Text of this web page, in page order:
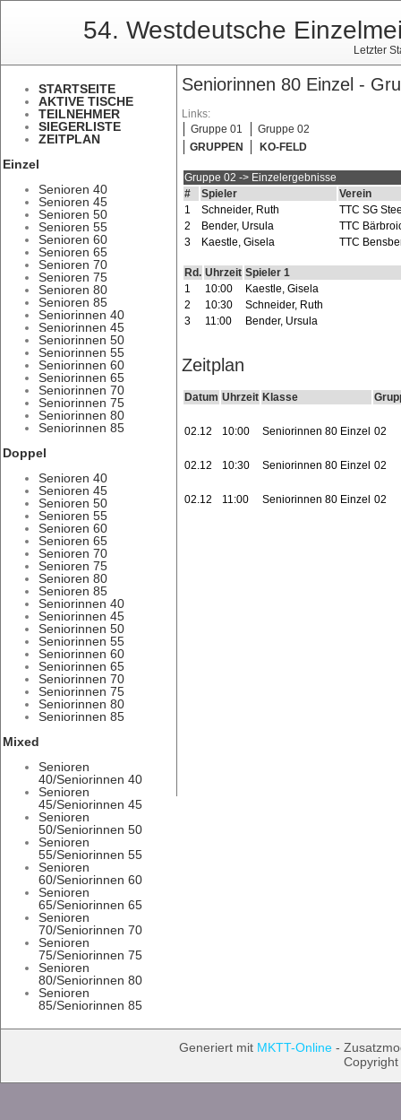
54. Westdeutsche
Letzter
STARTSEITE
AKTIVE TISCHE
TEILNEHMER
SIEGERLISTE
ZEITPLAN
Einzel
Senioren 40
Senioren 45
Senioren 50
Senioren 55
Senioren 60
Senioren 65
Senioren 70
Senioren 75
Senioren 80
Senioren 85
Seniorinnen 40
Seniorinnen 45
Seniorinnen 50
Seniorinnen 55
Seniorinnen 60
Seniorinnen 65
Seniorinnen 70
Seniorinnen 75
Seniorinnen 80
Seniorinnen 85
Doppel
Senioren 40
Senioren 45
Senioren 50
Senioren 55
Senioren 60
Senioren 65
Senioren 70
Senioren 75
Senioren 80
Senioren 85
Seniorinnen 40
Seniorinnen 45
Seniorinnen 50
Seniorinnen 55
Seniorinnen 60
Seniorinnen 65
Seniorinnen 70
Seniorinnen 75
Seniorinnen 80
Seniorinnen 85
Mixed
Senioren
40/Seniorinnen 40
Senioren
45/Seniorinnen 45
Senioren
50/Seniorinnen 50
Senioren
55/Seniorinnen 55
Senioren
60/Seniorinnen 60
Senioren
65/Seniorinnen 65
Senioren
70/Seniorinnen 70
Senioren
75/Seniorinnen 75
Senioren
80/Seniorinnen 80
Senioren
85/Seniorinnen 85
Seniorinnen 80 Einzel -
Links:
Gruppe 01
Gruppe 02
GRUPPEN
KO-FELD
Gruppe 02 -> Einzelergebnisse
#
Spieler
Verein
1
Schneider, Ruth
TTC SG
2
Bender, Ursula
TTC
3
Kaestle, Gisela TTC
Rd. Uhrzeit Spieler 1
1
10:00
Kaestle, Gisela
2
10:30
Schneider, Ruth
3
11:00 Bender, Ursula
Zeitplan
Datum Uhrzeit Klasse
02.12 10:00 Seniorinnen 80 Einzel 02
02.12 10:30 Seniorinnen 80 Einzel 02
02.12 11:00 Seniorinnen 80 Einzel 02
Generiert mit MKTT-Online-